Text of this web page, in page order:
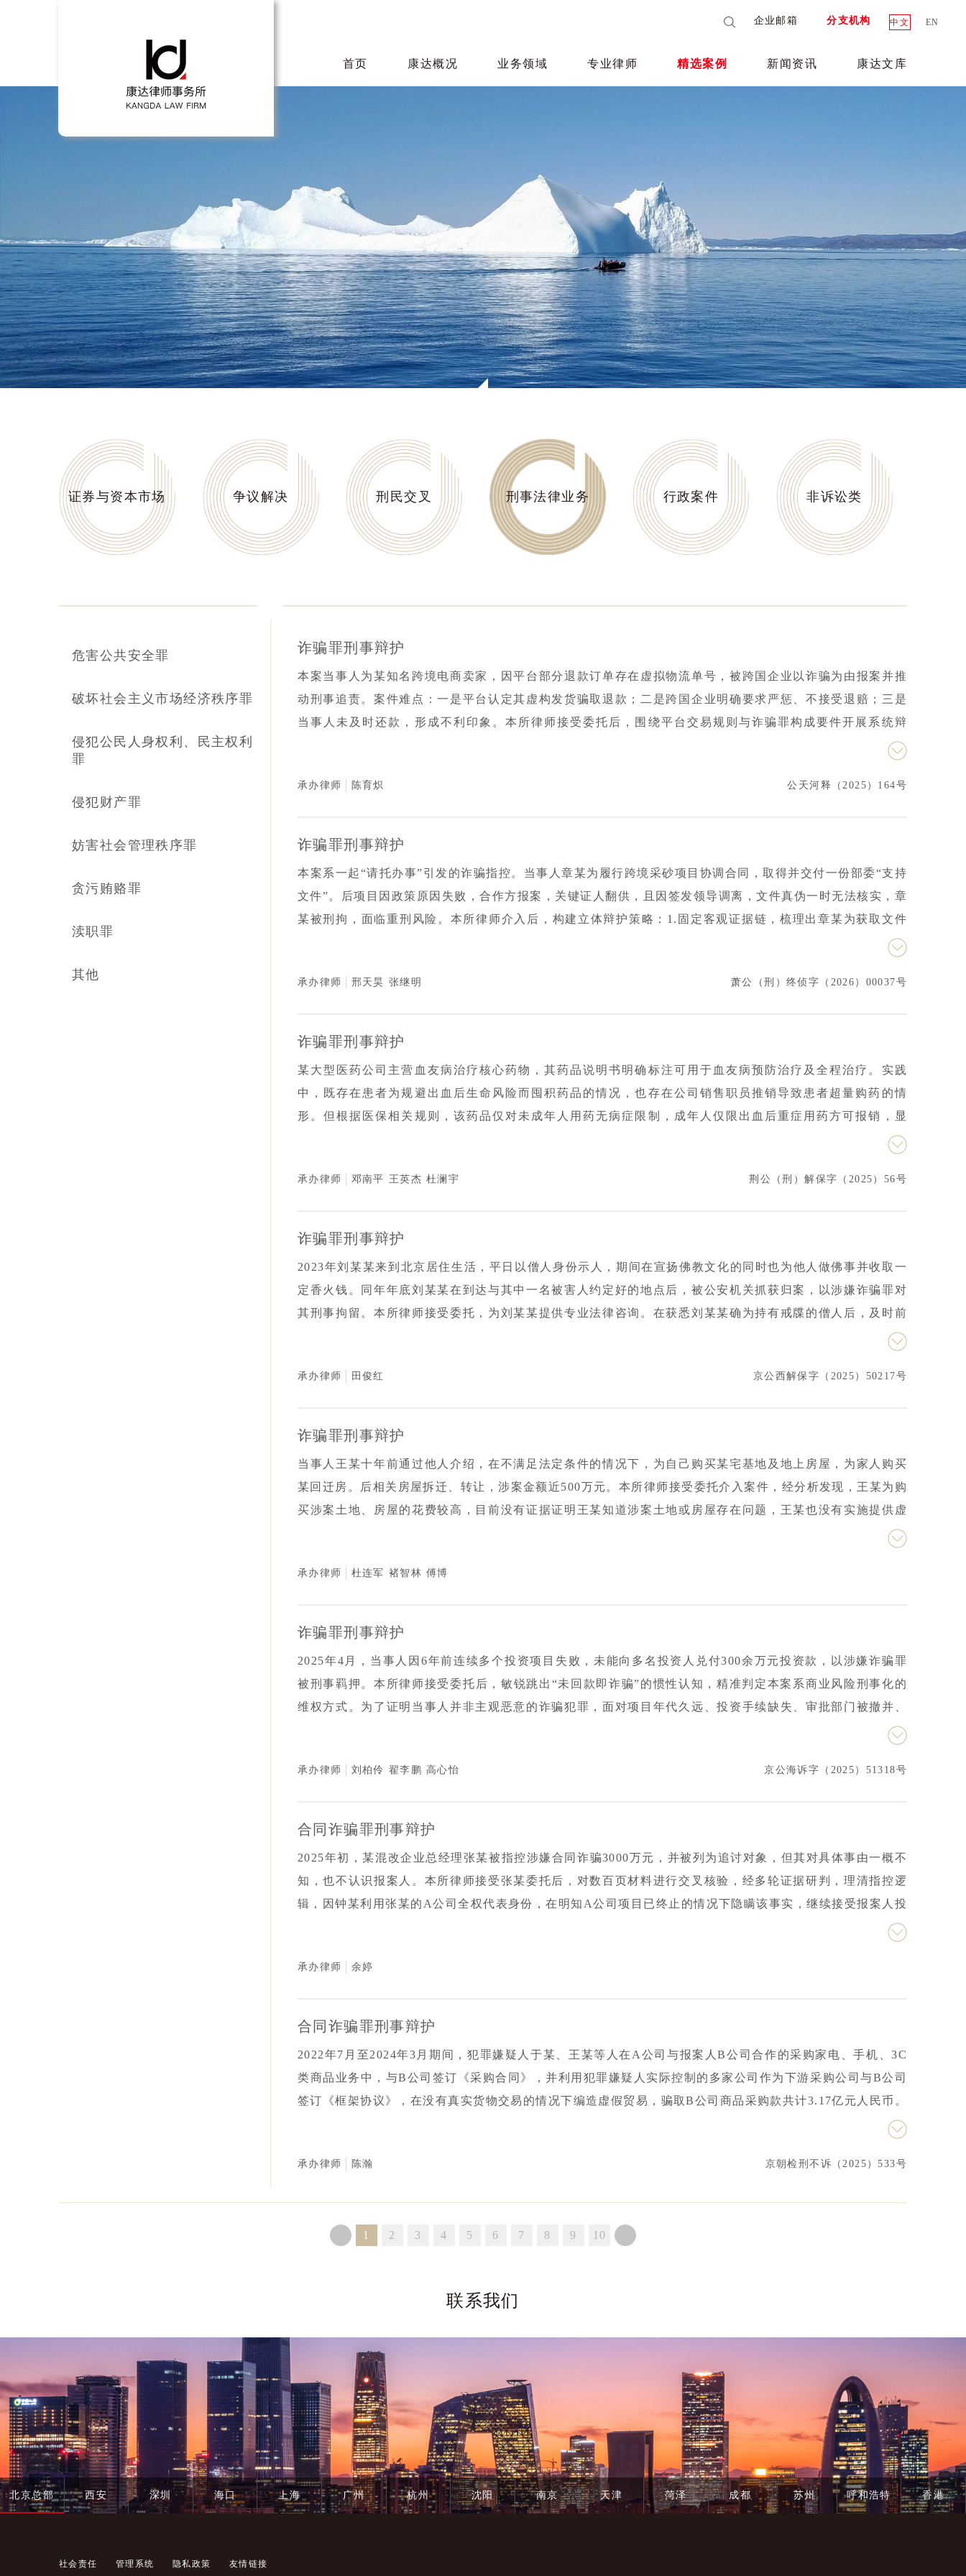
企业邮箱 分支机构 中文 EN
首页 康达概况 业务领域 专业律师 精选案例 新闻资讯 康达文库
证券与资本市场 争议解决 刑民交叉 刑事法律业务 行政案件 非诉讼类
危害公共安全罪
破坏社会主义市场经济秩序罪
侵犯公民人身权利、民主权利
罪
侵犯财产罪
妨害社会管理秩序罪
贪污贿赂罪
渎职罪
其他
诈骗罪刑事辩护
本案当事人为某知名跨境电商卖家，因平台部分退款订单存在虚拟物流单号，被跨国企业以诈骗为由报案并推
动刑事追责。案件难点：一是平台认定其虚构发货骗取退款；二是跨国企业明确要求严惩、不接受退赔；三是
当事人未及时还款，形成不利印象。本所律师接受委托后，围绕平台交易规则与诈骗罪构成要件开展系统辩
护：梳理退款机制与物流规则，论证涉案行为系商业环境下的交易争议，而非以非法占有为目的的诈骗；针对
金流向等材料，形成数百页证据及法律意见。最终，检察机关采纳辩护意见，以证据不足为由作出不予批准逮
值。
承办律师 陈育炽 公天河释（2025）164号
诈骗罪刑事辩护
本案系一起“请托办事”引发的诈骗指控。当事人章某为履行跨境采砂项目协调合同，取得并交付一份部委“支持
文件”。后项目因政策原因失败，合作方报案，关键证人翻供，且因签发领导调离，文件真伪一时无法核实，章
某被刑拘，面临重刑风险。本所律师介入后，构建立体辩护策略：1.固定客观证据链，梳理出章某为获取文件
与中间人的具体沟通记录、文件交付后合作方认可付款的反馈，以及文件交付与项目后续进展的关联，证明“办
法占有”的诈骗故意无关；项目失败属商业政策风险。3.程序主动沟通，在审查逮捕及后续侦查阶段，及时提交
公安机关依法作出《终止侦查决定书》，案件在审查起诉前彻底终结，当事人法律风险完全化解。
承办律师 邢天昊 张继明 萧公（刑）终侦字（2026）00037号
诈骗罪刑事辩护
某大型医药公司主营血友病治疗核心药物，其药品说明书明确标注可用于血友病预防治疗及全程治疗。实践
中，既存在患者为规避出血后生命风险而囤积药品的情况，也存在公司销售职员推销导致患者超量购药的情
形。但根据医保相关规则，该药品仅对未成年人用药无病症限制，成年人仅限出血后重症用药方可报销，显
然，预防治疗情形并不符合医保报销条件。因本案涉案范围广、涉案金额高达数千万元，由公安部联合省级部
有三点：1.预防治疗是否构成骗保行为；2.如何界定预防治疗与正常治疗的边界；3.预防治疗对应的涉案金额如
后，突破多重阻碍，全力争取到合法会见权，并从案件核心争议点切入，深入核查案件事实与证据，重点围
备合理依据”等关键角度展开分析，最终提出“本案现有证据不足以认定当事人构成犯罪”的核心辩护意见，并就
此与办案机关多次沟通、充分交换意见。最终，律师的辩护意见得到办案机关采纳，成功为当事人争取到取保
候审措施。随着案件进一步审查，办案机关最终解除了对当事人的取保候审措施，当事人的合法权益得到有效
承办律师 邓南平 王英杰 杜澜宇 荆公（刑）解保字（2025）56号
诈骗罪刑事辩护
2023年刘某某来到北京居住生活，平日以僧人身份示人，期间在宣扬佛教文化的同时也为他人做佛事并收取一
定香火钱。同年年底刘某某在到达与其中一名被害人约定好的地点后，被公安机关抓获归案，以涉嫌诈骗罪对
其刑事拘留。本所律师接受委托，为刘某某提供专业法律咨询。在获悉刘某某确为持有戒牒的僧人后，及时前
往办案机关了解案件进展，并多次与经办警官沟通案情、交流意见，提交取保候审申请书。从“《宗教教职人员
面应特别法优于一般法，应由其所在寺院和宗教事务部门优先规范处理，而不应直接适用《刑法》等一般法追
为由，决定终止对刘某某的侦查，解除取保候审措施。
承办律师 田俊红 京公西解保字（2025）50217号
诈骗罪刑事辩护
当事人王某十年前通过他人介绍，在不满足法定条件的情况下，为自己购买某宅基地及地上房屋，为家人购买
某回迁房。后相关房屋拆迁、转让，涉案金额近500万元。本所律师接受委托介入案件，经分析发现，王某为购
买涉案土地、房屋的花费较高，目前没有证据证明王某知道涉案土地或房屋存在问题，王某也没有实施提供虚
假证件、材料等虚构事实、隐瞒真相的行为，亦没有参与到中间人的具体操办过程中；而且王某系生活不能自
检察机关递交《不予批准逮捕申请书》并提交相关证据材料。最终，检察机关采纳辩护意见，作出不予批捕的
承办律师 杜连军 褚智林 傅博
诈骗罪刑事辩护
2025年4月，当事人因6年前连续多个投资项目失败，未能向多名投资人兑付300余万元投资款，以涉嫌诈骗罪
被刑事羁押。本所律师接受委托后，敏锐跳出“未回款即诈骗”的惯性认知，精准判定本案系商业风险刑事化的
维权方式。为了证明当事人并非主观恶意的诈骗犯罪，面对项目年代久远、投资手续缺失、审批部门被撤并、
证据链存在天然缺口的困境下，本所律师全面核验卷宗资料，多次前往项目原址实地调查，全力找寻项目曾真
系，以及与当事人之间的利益冲突，严密论证本案属投资风险引发的民事纠纷，不符合诈骗罪构成要件。最
与民事纠纷的法律边界，为同类涉企、涉投资案件办理提供了有益参考，切实维护了当事人合法权益与司法公
承办律师 刘柏伶 翟李鹏 高心怡 京公海诉字（2025）51318号
合同诈骗罪刑事辩护
2025年初，某混改企业总经理张某被指控涉嫌合同诈骗3000万元，并被列为追讨对象，但其对具体事由一概不
知，也不认识报案人。本所律师接受张某委托后，对数百页材料进行交叉核验，经多轮证据研判，理清指控逻
辑，因钟某利用张某的A公司全权代表身份，在明知A公司项目已终止的情况下隐瞒该事实，继续接受报案人投
资款3000万元，并将其中的1000万元支付给张某，作为新项目的投资款。由于授权书和框架协议都是张某提
期，相关证据侦查机关可能并不掌握，也难以梳理其中的关系。本所律师通过资金流向、法律关系说明等提升
其A公司开展的项目均真实存在，主观上不存在非法占有的目的，客观上从未实施任何诈骗手段，不构成合同
取保候审。本案多次补充证据后，张某的取保候审措施被依法解除，明确其未涉及合同诈骗犯罪。
承办律师 余婷
合同诈骗罪刑事辩护
2022年7月至2024年3月期间，犯罪嫌疑人于某、王某等人在A公司与报案人B公司合作的采购家电、手机、3C
类商品业务中，与B公司签订《采购合同》，并利用犯罪嫌疑人实际控制的多家公司作为下游采购公司与B公司
签订《框架协议》，在没有真实货物交易的情况下编造虚假贸易，骗取B公司商品采购款共计3.17亿元人民币。
报案人B公司系某市国资委监管的上市公司、行业龙头企业。本所律师介入后，先后提交了十余份辩护意见，制
抗议并在审查起诉中重新提交了有关证据。此外，本所律师还在审查起诉阶段建议检察院调取报案人涉案合同
是非典型循环贸易，而非为了非法占有财产的交易陷阱”进行辩护。最终，在上级检察院批捕的情况下，某检察
承办律师 陈瀚 京朝检刑不诉（2025）533号
1 2 3 4 5 6 7 8 9 10
联系我们
北京总部 西安 深圳 海口 上海 广州 杭州 沈阳 南京 天津 菏泽 成都 苏州 呼和浩特 香港
社会责任 管理系统 隐私政策 友情链接